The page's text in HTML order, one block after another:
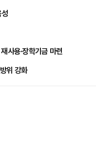
사용·장학기금 마련
위 강화